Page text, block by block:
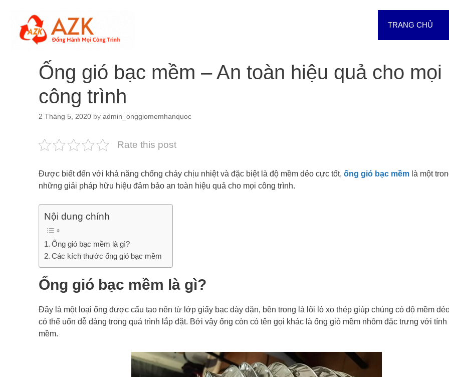
content
TRANG CHỦ
Ống gió bạc mềm – An toàn hiệu quả cho mọi
công trình
2 Tháng 5, 2020 by admin_onggiomemhanquoc
Rate this post
Được biết đến với khả năng chống cháy chịu nhiệt và đặc biệt là độ mềm dẻo cực tốt, ống gió bạc mềm là một
những giải pháp hữu hiệu đảm bảo an toàn hiệu quả cho mọi công trình.
Nội dung chính
Ống gió bạc mềm là gì?
Các kích thước ống gió bạc mềm
Ống gió bạc mềm là gì?
Đây là một loại ống được cấu tạo nên từ lớp giấy bạc dày dặn, bên trong là lõi lò xo thép giúp chúng có độ mềm
có thể uốn dễ dàng trong quá trình lắp đặt. Bởi vậy ống còn có tên gọi khác là ống gió mềm nhôm đặc trưng với tính
mềm.